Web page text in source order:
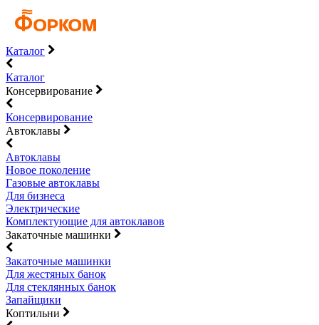
Каталог
Каталог
Консервирование
Консервирование
Автоклавы
Автоклавы
Новое поколение
Газовые автоклавы
Для бизнеса
Электрические
Комплектующие для автоклавов
Закаточные машинки
Закаточные машинки
Для жестяных банок
Для стеклянных банок
Запайщики
Коптильни